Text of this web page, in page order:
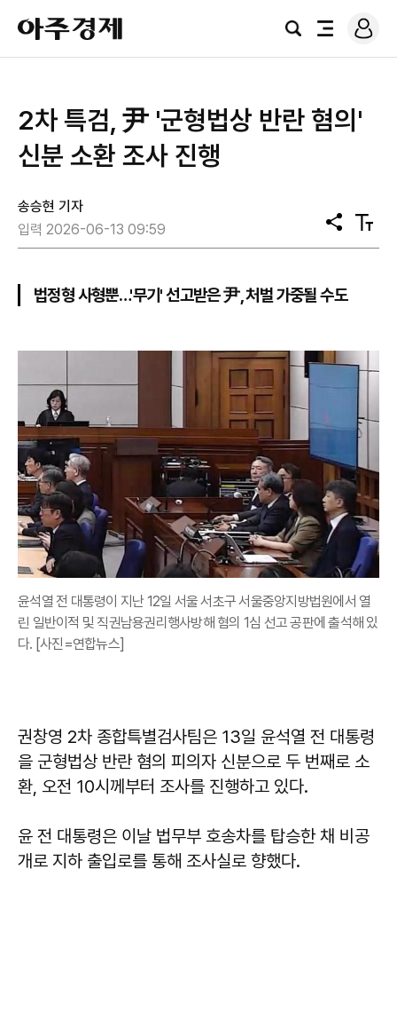
아
주
경
검
전
로
그
2차 특검, 尹 '군형법상 반란 혐의'
신분 소환 조사 진행
송승현 기자
입력 2026-06-13 09:59
공
유
텍
스
법정형 사형뿐…'무기' 선고받은 尹, 처벌 가중될 수도
윤석열 전 대통령이 지난 12일 서울 서초구 서울중앙지방법원에서 열
린 일반이적 및 직권남용권리행사방해 혐의 1심 선고 공판에 출석해 있
다. [사진=연합뉴스]
권창영 2차 종합특별검사팀은 13일 윤석열 전 대통령
을 군형법상 반란 혐의 피의자 신분으로 두 번째로 소
환, 오전 10시께부터 조사를 진행하고 있다.
윤 전 대통령은 이날 법무부 호송차를 탑승한 채 비공
개로 지하 출입로를 통해 조사실로 향했다.